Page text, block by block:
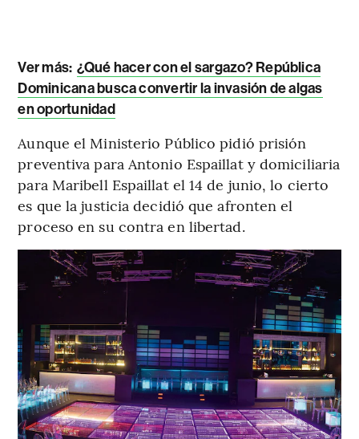
Ver más: ¿Qué hacer con el sargazo? República
Dominicana busca convertir la invasión de algas
en oportunidad
Aunque el Ministerio Público pidió prisión
preventiva para Antonio Espaillat y domiciliaria
para Maribell Espaillat el 14 de junio, lo cierto
es que la justicia decidió que afronten el
proceso en su contra en libertad.